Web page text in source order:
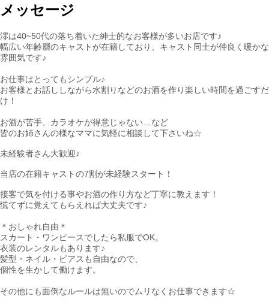
メッセージ
澪は40~50代の落ち着いた紳士的なお客様が多いお店です♪
幅広い年齢層のキャストが在籍しており、キャスト同士が仲良く暖かな
雰囲気です♪
お仕事はとってもシンプル♪
お客様とお話ししながら水割りなどのお酒を作り楽しい時間を過ごすだ
け！
お酒が苦手、カラオケが得意じゃない…など
皆のお姉さんの様なママに気軽に相談して下さいね☆
未経験者さん大歓迎♪
当店の在籍キャストの7割が未経験スタート！
接客で気を付ける事やお酒の作り方など丁寧に教えます！
慌てずに覚えてもらえれば大丈夫です♪
＊おしゃれ自由＊
スカート・ワンピースでしたら私服でOK。
衣装のレンタルもあります♪
髪型・ネイル・ピアスも自由なので、
個性を生かして働けます。
その他にも面倒なルールは無いのでムリなくお仕事できます☆